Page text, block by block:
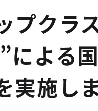
プクラ
よる
実施し